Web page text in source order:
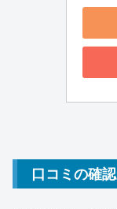
口コミの確認